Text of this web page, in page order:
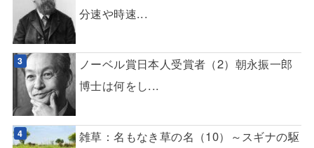
分速や時速...
ノーベル賞日本人受賞者（2）朝永振一郎
博士は何をし...
雑草：名もなき草の名（10）～スギナの駆